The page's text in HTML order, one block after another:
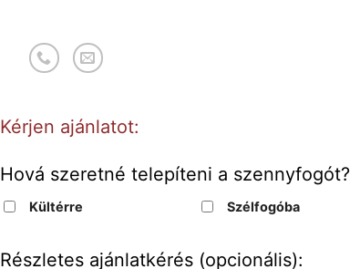
Kérjen ajánlatot:
Hová szeretné telepíteni a szennyfogót?
Kültérre Szélfogóba
Részletes ajánlatkérés (opcionális):